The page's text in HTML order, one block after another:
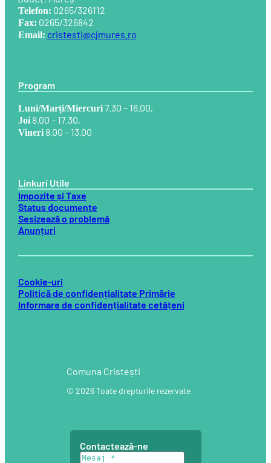
Telefon: 0265/326112
Fax: 0265/326842
Email: cristesti@cjmures.ro
Program
Luni/Marți/Miercuri7.30 – 16.00,
Joi8.00 – 17.30,
Vineri8.00 – 13.00
Linkuri Utile
Impozite și Taxe
Status documente
Sesizează o problemă
Anunțuri
Comuna Cristești
© 2026 Toate drepturile rezervate
Cookie-uri
Politică de confidențialitate Primărie
Informare de confidențialitate cetățeni
Contactează-ne